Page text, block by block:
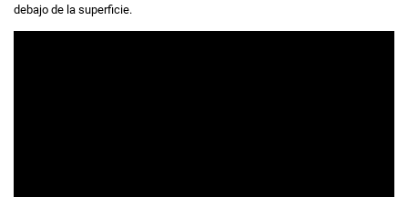
debajo de la superficie.